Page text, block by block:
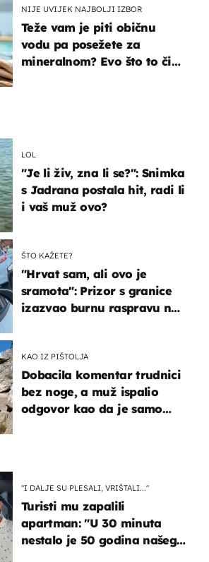
"I DALJE SU PLESALI, VRIŠTALI..."
Turisti mu zapalili
apartman: "U 30 minuta
nestalo je 50 godina našeg
LOL
"Je li živ, zna li se?": Snimka
s Jadrana postala hit, radi li
i vaš muž ovo?
ŠTO KAŽETE?
"Hrvat sam, ali ovo je
sramota": Prizor s granice
izazvao burnu raspravu na
KAO IZ PIŠTOLJA
Dobacila komentar trudnici
bez noge, a muž ispalio
odgovor kao da je samo
NIJE UVIJEK NAJBOLJI IZBOR
Teže vam je piti običnu
vodu pa posežete za
mineralnom? Evo što to čini